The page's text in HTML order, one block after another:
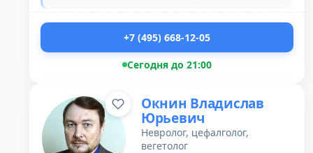
+7 (495) 668-12-05
Сегодня до 21:00
Окнин Владислав
Юрьевич
Невролог, цефалголог,
вегетолог